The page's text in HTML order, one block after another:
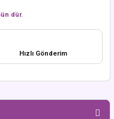
dür.
Hızlı Gönderim